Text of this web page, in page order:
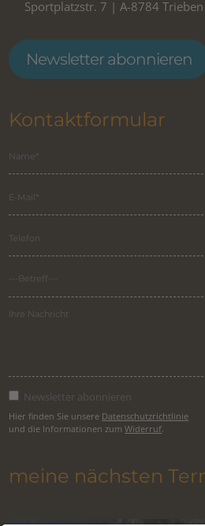
Sportplatzstr. 7 | A-8784 Trieben
Newsletter abonnieren
Kontaktformular
Newsletter abonnieren
Hier finden Sie unsere Datenschutzrichtlinie
und die Informationen zumWiderruf
meine nächsten